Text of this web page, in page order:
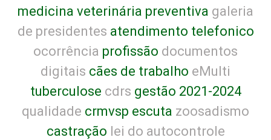
medicina veterinária preventiva galeria
de presidentes atendimento telefonico
ocorrência profissão documentos
digitais cães de trabalho eMulti
tuberculose cdrs gestão 2021-2024
qualidade crmvsp escuta zoosadismo
castração lei do autocontrole